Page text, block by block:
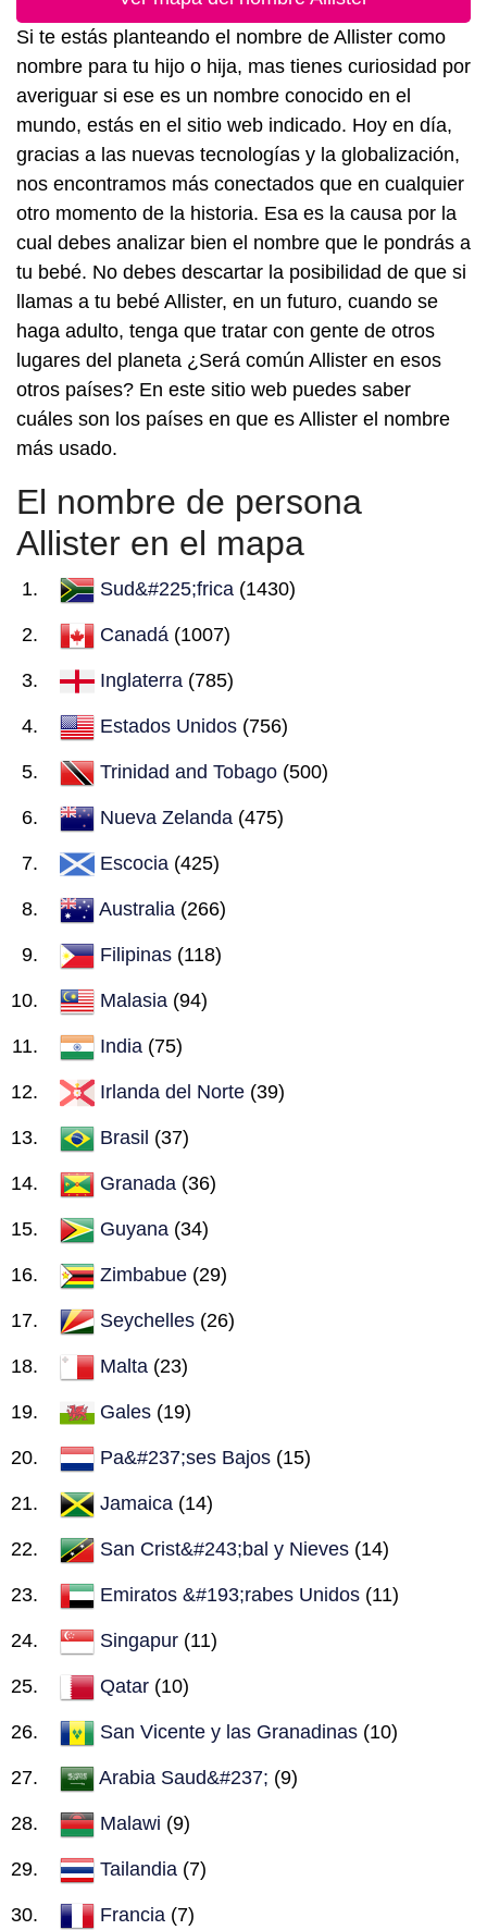
Si te estás planteando el nombre de Allister como
nombre para tu hijo o hija, mas tienes curiosidad por
averiguar si ese es un nombre conocido en el
mundo, estás en el sitio web indicado. Hoy en día,
gracias a las nuevas tecnologías y la globalización,
nos encontramos más conectados que en cualquier
otro momento de la historia. Esa es la causa por la
cual debes analizar bien el nombre que le pondrás a
tu bebé. No debes descartar la posibilidad de que si
llamas a tu bebé Allister, en un futuro, cuando se
haga adulto, tenga que tratar con gente de otros
lugares del planeta ¿Será común Allister en esos
otros países? En este sitio web puedes saber
cuáles son los países en que es Allister el nombre
más usado.
El nombre de persona
Allister en el mapa
Sud&#225;frica (1430)
Canadá (1007)
Inglaterra (785)
Estados Unidos (756)
Trinidad and Tobago (500)
Nueva Zelanda (475)
Escocia (425)
Australia (266)
Filipinas (118)
Malasia (94)
India (75)
Irlanda del Norte (39)
Brasil (37)
Granada (36)
Guyana (34)
Zimbabue (29)
Seychelles (26)
Malta (23)
Gales (19)
Pa&#237;ses Bajos (15)
Jamaica (14)
San Crist&#243;bal y Nieves (14)
Emiratos &#193;rabes Unidos (11)
Singapur (11)
Qatar (10)
San Vicente y las Granadinas (10)
Arabia Saud&#237; (9)
Malawi (9)
Tailandia (7)
Francia (7)